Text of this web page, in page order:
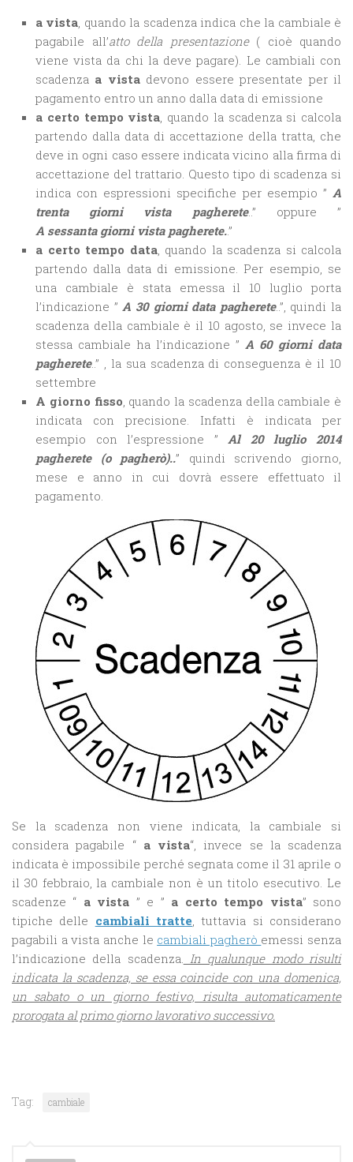
a vista, quando la scadenza indica che la cambiale è
pagabile all’atto della presentazione( cioè quando
viene vista da chi la deve pagare). Le cambiali con
scadenza a vistadevono essere presentate per il
pagamento entro un anno dalla data di emissione
a certo tempo vista, quando la scadenza si calcola
partendo dalla data di accettazione della tratta, che
deve in ogni caso essere indicata vicino alla firma di
accettazione del trattario. Questo tipo di scadenza si
indica con espressioni specifiche per esempio ” A
trenta giorni vista pagherete..” oppure ”
A sessanta giorni vista pagherete..”
a certo tempo data, quando la scadenza si calcola
partendo dalla data di emissione. Per esempio, se
una cambiale è stata emessa il 10 luglio porta
l’indicazione ”A 30 giorni data pagherete..”, quindi la
scadenza della cambiale è il 10 agosto, se invece la
stessa cambiale ha l’indicazione ” A 60 giorni data
pagherete..” , la sua scadenza di conseguenza è il 10
settembre
A giorno fisso, quando la scadenza della cambiale è
indicata con precisione. Infatti è indicata per
esempio con l’espressione ”Al 20 luglio 2014
pagherete (o pagherò)..” quindi scrivendo giorno,
mese e anno in cui dovrà essere effettuato il
pagamento.
Se la scadenza non viene indicata, la cambiale si
considera pagabile “a vista“, invece se la scadenza
indicata è impossibile perché segnata come il 31 aprile o
il 30 febbraio, la cambiale non è un titolo esecutivo. Le
scadenze “ a vista ” e ” a certo tempo vista” sono
tipiche delle cambiali tratte, tuttavia si considerano
pagabili a vista anche le cambiali pagherò emessi senza
l’indicazione della scadenza. In qualunque modo risulti
indicata la scadenza, se essa coincide con una domenica,
un sabato o un giorno festivo, risulta automaticamente
prorogata al primo giorno lavorativo successivo.
Tag: cambiale